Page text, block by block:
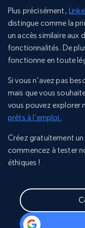
Plus précisément,
distingue comme la
un accès similaire aux
fonctionnalités. De
fonctionne en toute
Si vous n’avez pas
mais que vous
vous pouvez explorer
prêts à l’emploi.
Créez gratuitement
commencez à tester
éthiques !